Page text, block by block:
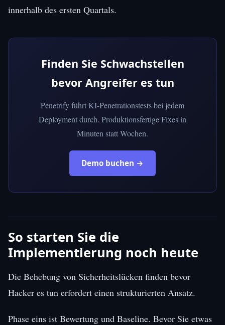
innerhalb des ersten Quartals.
Finden Sie Schwachstellen
bevor Angreifer es tun
Penetrify führt KI-Penetrationstests bei jedem
Deployment durch. Produktionsfertige Fixes in
Minuten statt Wochen.
Demo buchen →
So starten Sie die
Implementierung noch heute
Die Behebung von Sicherheitslücken finden bevor
Hacker es tun erfordert einen strukturierten Ansatz.
Phase eins ist Bewertung und Baseline. Bevor Sie etwas